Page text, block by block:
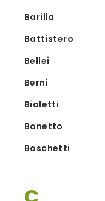
Barilla
Battistero
Bellei
Berni
Bialetti
Bonetto
Boschetti